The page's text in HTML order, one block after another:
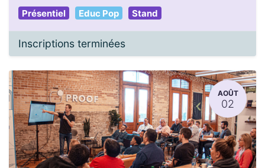
Présentiel Educ Pop Stand
Inscriptions terminées
AOÛT
02